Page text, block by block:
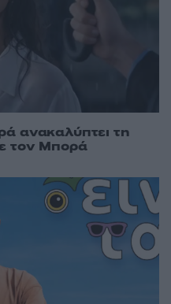
ανακαλύπτει τη
τον Μπορά